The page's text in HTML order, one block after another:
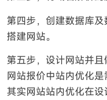
第四步，创建数据库及
搭建网站。
第五步，设计网站并
网站报价中站内优化是
其实网站站内优化在